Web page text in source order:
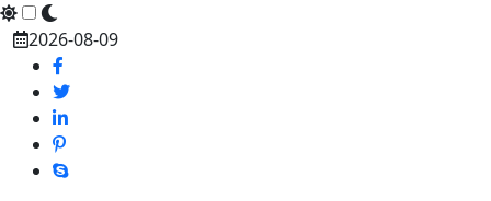
Skip
content
2026-08-09